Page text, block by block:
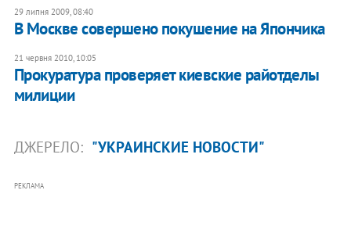
29 липня 2009, 08:40
В Москве совершено покушение на Япончика
21 червня 2010, 10:05
Прокуратура проверяет киевские райотделы
милиции
ДЖЕРЕЛО: "УКРАИНСКИЕ НОВОСТИ"
РЕКЛАМА